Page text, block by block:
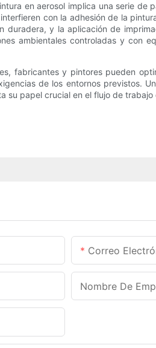
en aerosol implica una serie
con la adhesión de la
y la aplicación de
ambientales controladas y con
fabricantes y pintores pueden
de los entornos previstos.
su papel crucial en el flujo de
Correo
Nombre De